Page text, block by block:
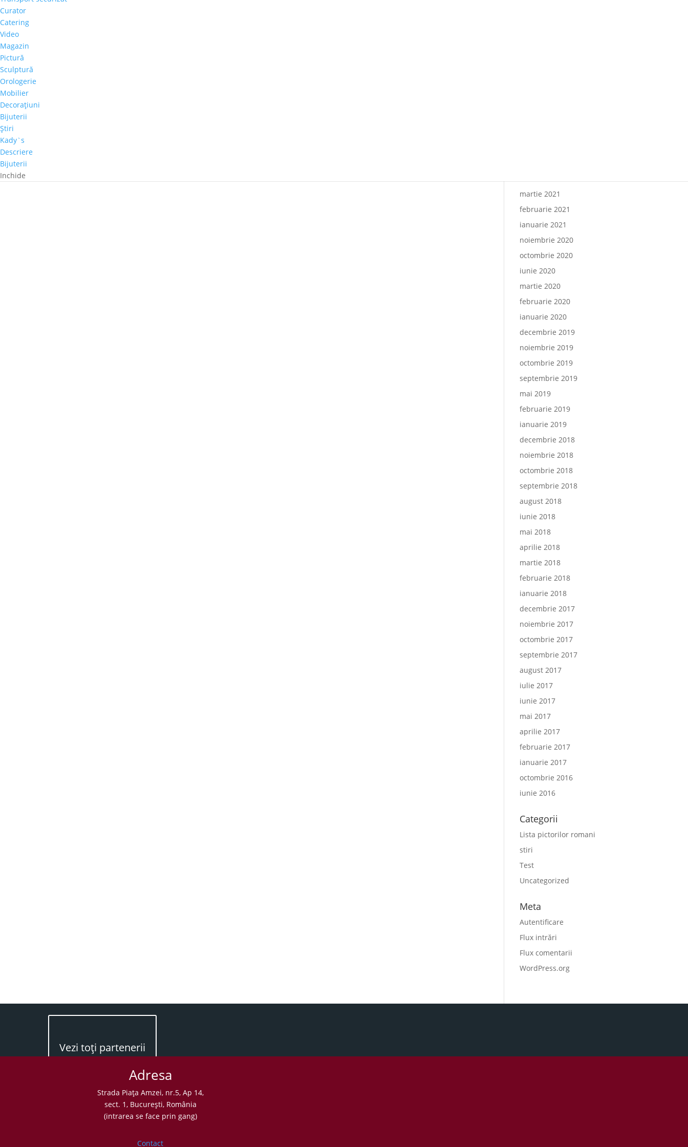
Curator
Catering
Video
Magazin
Pictură
Sculptură
Orologerie
Mobilier
Decoraţiuni
Bijuterii
Ştiri
Kady`s
Descriere
Bijuterii
Inchide
martie 2021
februarie 2021
ianuarie 2021
noiembrie 2020
octombrie 2020
iunie 2020
martie 2020
februarie 2020
ianuarie 2020
decembrie 2019
noiembrie 2019
octombrie 2019
septembrie 2019
mai 2019
februarie 2019
ianuarie 2019
decembrie 2018
noiembrie 2018
octombrie 2018
septembrie 2018
august 2018
iunie 2018
mai 2018
aprilie 2018
martie 2018
februarie 2018
ianuarie 2018
decembrie 2017
noiembrie 2017
octombrie 2017
septembrie 2017
august 2017
iulie 2017
iunie 2017
mai 2017
aprilie 2017
februarie 2017
ianuarie 2017
octombrie 2016
iunie 2016
Categorii
Lista pictorilor romani
stiri
Test
Uncategorized
Meta
Autentificare
Flux intrări
Flux comentarii
WordPress.org
Vezi toţi partenerii
Adresa
Strada Piaţa Amzei, nr.5, Ap 14,
sect. 1, Bucureşti, România
(intrarea se face prin gang)
Contact